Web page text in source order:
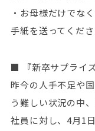
・お母様だけでな
手紙を送ってくだ
■ 『新卒サプライ
昨今の人手不足や
う難しい状況の中
社員に対し、4月1